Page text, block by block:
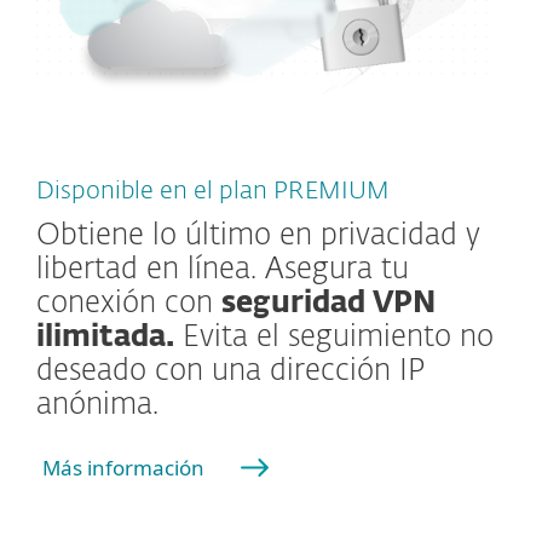
Disponible en el plan PREMIUM
Obtiene lo último en privacidad y
libertad en línea. Asegura tu
conexión con seguridad VPN
ilimitada. Evita el seguimiento no
deseado con una dirección IP
anónima.
Más información